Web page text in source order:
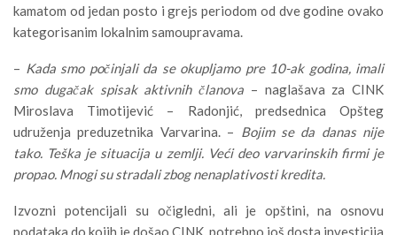
kamatom od jedan posto i grejs periodom od dve godine ovako
kategorisanim lokalnim samoupravama.
– Kada smo počinjali da se okupljamo pre 10-ak godina, imali
smo dugačak spisak aktivnih članova – naglašava za CINK
Miroslava Timotijević – Radonjić, predsednica Opšteg
udruženja preduzetnika Varvarina. – Bojim se da danas nije
tako. Teška je situacija u zemlji. Veći deo varvarinskih firmi je
propao. Mnogi su stradali zbog nenaplativosti kredita.
Izvozni potencijali su očigledni, ali je opštini, na osnovu
podataka do kojih je došao CINK, potrebno još dosta investicija